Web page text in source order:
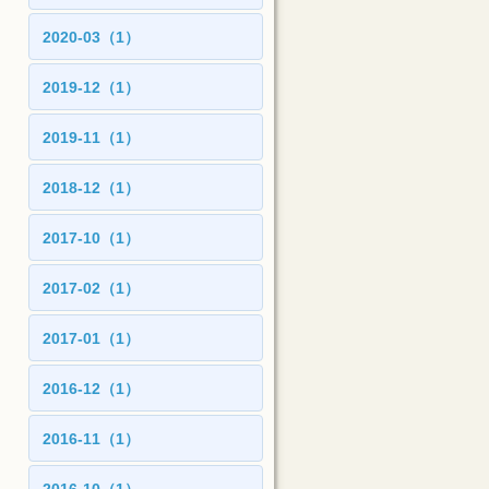
2020-03（1）
2019-12（1）
2019-11（1）
2018-12（1）
2017-10（1）
2017-02（1）
2017-01（1）
2016-12（1）
2016-11（1）